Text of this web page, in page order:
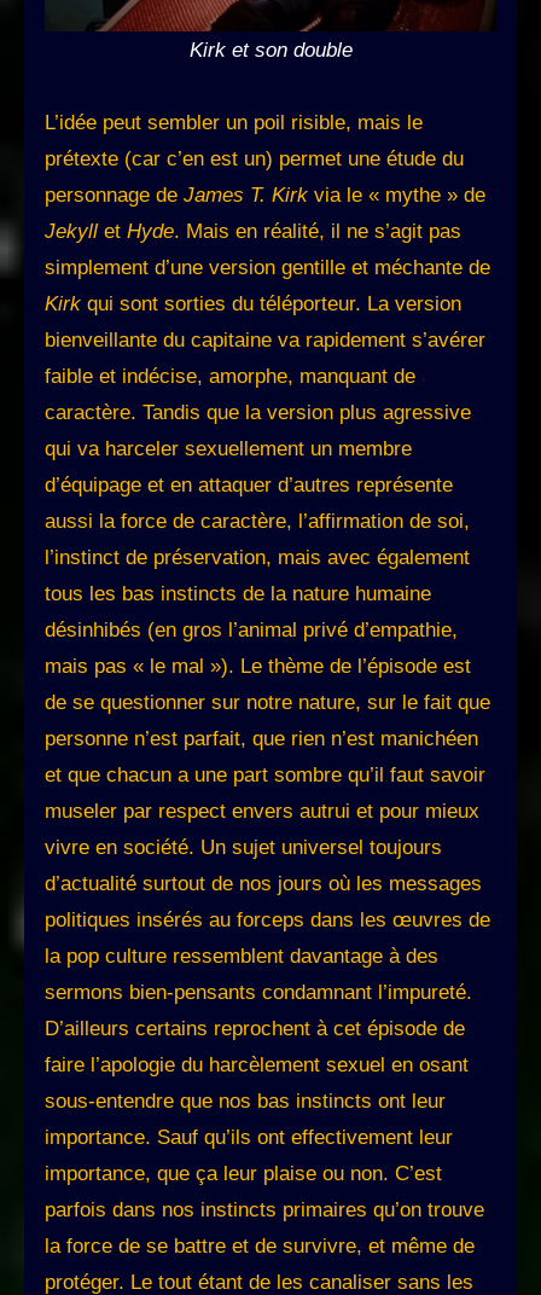
Kirk et son double
L’idée peut sembler un poil risible, mais le
prétexte (car c’en est un) permet une étude du
personnage de James T. Kirk via le « mythe » de
Jekyll et Hyde. Mais en réalité, il ne s’agit pas
simplement d’une version gentille et méchante de
Kirk qui sont sorties du téléporteur. La version
bienveillante du capitaine va rapidement s’avérer
faible et indécise, amorphe, manquant de
caractère. Tandis que la version plus agressive
qui va harceler sexuellement un membre
d’équipage et en attaquer d’autres représente
aussi la force de caractère, l’affirmation de soi,
l’instinct de préservation, mais avec également
tous les bas instincts de la nature humaine
désinhibés (en gros l’animal privé d’empathie,
mais pas « le mal »). Le thème de l’épisode est
de se questionner sur notre nature, sur le fait que
personne n’est parfait, que rien n’est manichéen
et que chacun a une part sombre qu’il faut savoir
museler par respect envers autrui et pour mieux
vivre en société. Un sujet universel toujours
d’actualité surtout de nos jours où les messages
politiques insérés au forceps dans les œuvres de
la pop culture ressemblent davantage à des
sermons bien-pensants condamnant l’impureté.
D’ailleurs certains reprochent à cet épisode de
faire l’apologie du harcèlement sexuel en osant
sous-entendre que nos bas instincts ont leur
importance. Sauf qu’ils ont effectivement leur
importance, que ça leur plaise ou non. C’est
parfois dans nos instincts primaires qu’on trouve
la force de se battre et de survivre, et même de
protéger. Le tout étant de les canaliser sans les